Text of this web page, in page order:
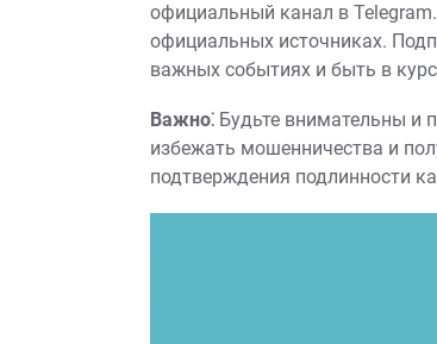
официальный канал в
официальных источниках.
важных событиях и быть в
Важно⁚ Будьте внимательны и
избежать мошенничества и
подтверждения подлинности